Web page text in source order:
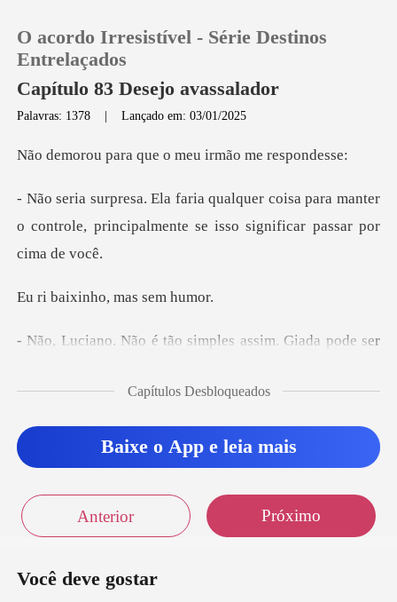
Histórico
Baixar App
O acordo Irresistível - Série Destinos
Entrelaçados
Capítulo 83 Desejo avassalador
Palavras: 1378 |Lançado em: 03/01/2025
que o meu irmão
isa para manter
o controle, principalmente
inho, mas
a pode ser
Capítulos Desbloqueados
Baixe o App e leia mais
Anterior Próximo
Você deve gostar